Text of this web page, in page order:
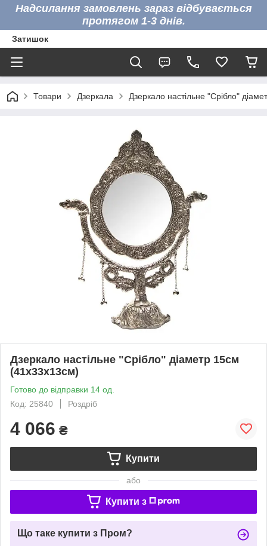
Надсилання замовлень зараз відбувається
протягом 1-3 днів.
Затишок
Товари Дзеркала Дзеркало настільне "Срібло"
Дзеркало настільне "Срібло" діаметр 15см
(41х33х13см)
Готово до відправки 14 од.
Код: 25840
Роздріб
4 066 ₴
Купити
або
Купити з
Що таке купити з Пром?